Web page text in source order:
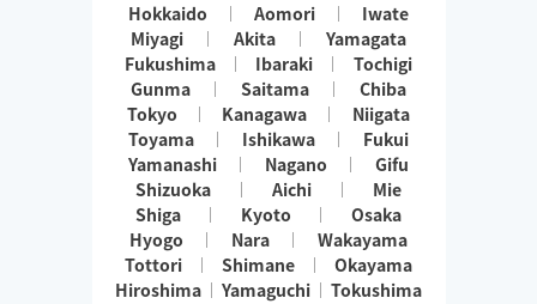
Hokkaido Aomori
Iwate
Miyagi
Akita
Yamagata
Fukushima
Ibaraki
Tochigi
Gunma
Saitama
Chiba
Tokyo
Kanagawa
Niigata
Toyama
Ishikawa
Fukui
Yamanashi
Nagano
Gifu
Shizuoka
Aichi
Mie
Shiga
Kyoto
Osaka
Hyogo
Nara
Wakayama
Tottori
Shimane
Okayama
Hiroshima
Yamaguchi
Tokushima